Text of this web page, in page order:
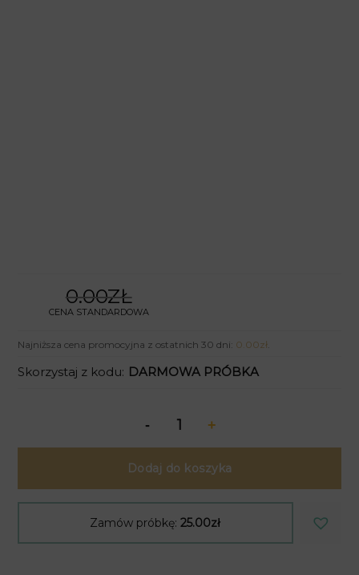
0.00ZŁ
CENA STANDARDOWA
Najniższa cena promocyjna z ostatnich 30 dni: 0.00zł
Skorzystaj z kodu: DARMOWA PRÓBKA
Dodaj do koszyka
Zamów próbkę:25.00zł